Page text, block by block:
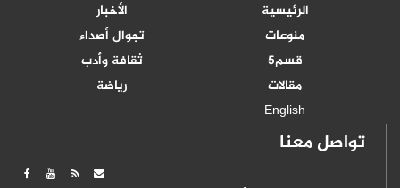
الرئيسية
الأخبار
منوعات
تجوال أصداء
قسم5
ثقافة وأدب
مقالات
رياضة
English
تواصل معنا